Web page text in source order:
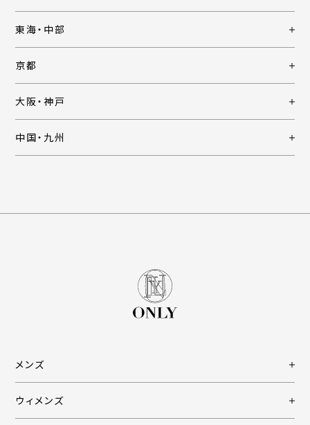
東海・中部
京都
大阪・神戸
中国・九州
メンズ
ウィメンズ